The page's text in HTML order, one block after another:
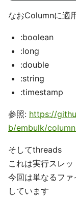
なおColumnに適
:boolean
:long
:double
:string
:timestamp
参照: https://
b/embulk/
そしてthreads
これは実行スレ
今回は単なるフ
しています